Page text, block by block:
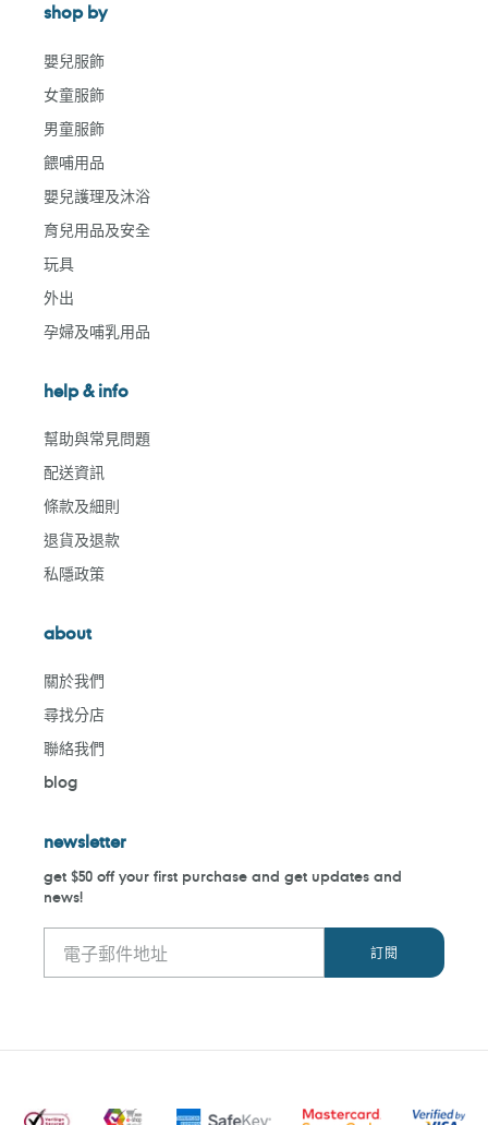
shop by
嬰兒服飾
女童服飾
男童服飾
餵哺用品
嬰兒護理及沐浴
育兒用品及安全
玩具
外出
孕婦及哺乳用品
help & info
幫助與常見問題
配送資訊
條款及細則
退貨及退款
私隱政策
about
關於我們
尋找分店
聯絡我們
blog
newsletter
get $50 off your first purchase and get updates and
news!